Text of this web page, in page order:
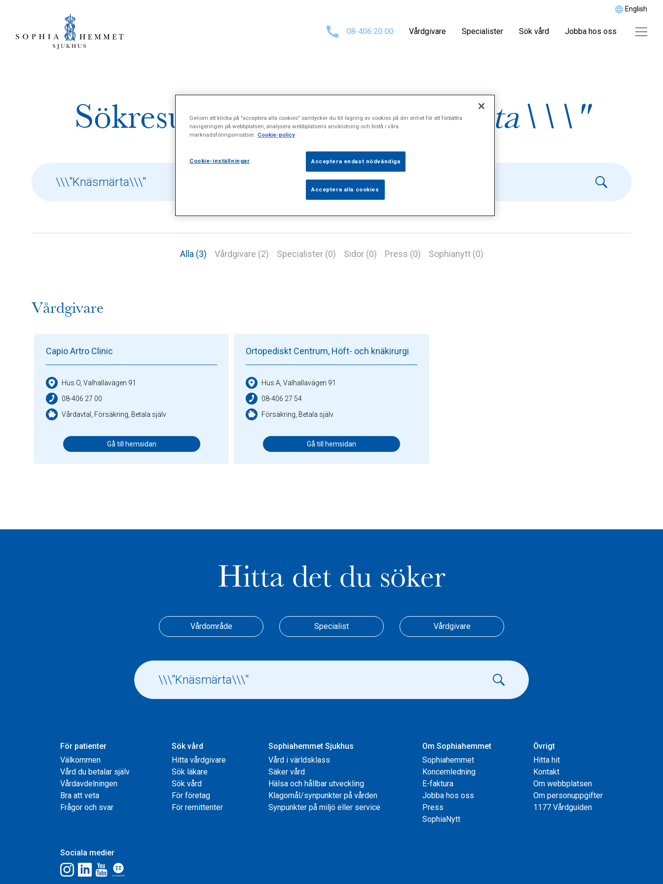
English
08-406 20 00 Vårdgivare Specialister Sök vård Jobba hos oss
Sökresultat för\\\"Knäsmärta\\\"
Alla (3) Vårdgivare (2) Specialister (0) Sidor (0) Press (0) Sophianytt (0)
Vårdgivare
Capio Artro Clinic
Hus O, Valhallavägen 91
08-406 27 00
Vårdavtal, Försäkring, Betala själv
Gå till hemsidan
Ortopediskt Centrum, Höft- och knäkirurgi
Hus A, Valhallavägen 91
08-406 27 54
Försäkring, Betala själv
Gå till hemsidan
Hitta det du söker
Vårdområde Specialist Vårdgivare
För patienter
Välkommen
Vård du betalar själv
Vårdavdelningen
Bra att veta
Frågor och svar
Sök vård
Hitta vårdgivare
Sök läkare
Sök vård
För företag
För remittenter
Sophiahemmet Sjukhus
Vård i världsklass
Säker vård
Hälsa och hållbar utveckling
Klagomål/synpunkter på vården
Synpunkter på miljö eller service
Om Sophiahemmet
Sophiahemmet
Koncernledning
E-faktura
Jobba hos oss
Press
SophiaNytt
Övrigt
Hitta hit
Kontakt
Om webbplatsen
Om personuppgifter
1177 Vårdguiden
Sociala medier
Genom att klicka på "acceptera alla cookies" samtycker du till lagring av cookies på din enhet för att förbättra
navigeringen på webbplatsen, analysera webbplatsens användning och bistå i våra
marknadsföringsinsatser. Cookie-policy
Cookie-inställningar Acceptera endast nödvändiga
Acceptera alla cookies